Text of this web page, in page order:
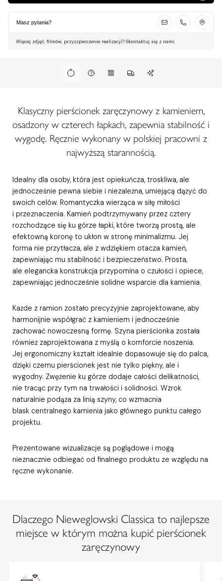
Masz pytania?
Więcej zdjęć, filmów, przyszpieszenie realizacji? Skontaktuj się z nami.
Klasyczny pierścionek zaręczynowy z kamieniem,
osadzony w czterech łapkach, zapewnia stabilność i
wygodę. Ręcznie wykonany w polskiej pracowni z
najwyższą starannością.
Idealny dla osoby, która jest opiekuńcza, troskliwa, ale
jednocześnie pewna siebie i niezależna, umiejącą dążyć do
swoich celów. Romantyczka wierząca w siłę miłości
i przeznaczenia. Kamień podtrzymywany przez cztery
rozchodzące się ku górze łapki, które tworzą prostą, ale
efektowną koronę to ukłon w stronę minimalizmu. Jej
forma nie przytłacza, ale z wdziękiem otacza kamień,
zapewniając mu stabilność i bezpieczeństwo. Prosta,
ale elegancka konstrukcja przypomina o czułości i opiece,
zapewniając jednocześnie solidne wsparcie dla kamienia.
Każde z ramion zostało precyzyjnie zaprojektowane, aby
harmonijnie współgrać z kamieniem i jednocześnie
zachować nowoczesną formę. Szyna pierścionka została
również zaprojektowana z myślą o komforcie noszenia.
Jej ergonomiczny kształt idealnie dopasowuje się do palca,
dzięki czemu pierścionek jest nie tylko piękny, ale i
wygodny. Zwężenie ku górze dodaje całości delikatności,
nie tracąc przy tym na trwałości i solidności. Wzrok
naturalnie podąża za linią szyny, co wzmacnia
blask centralnego kamienia jako głównego punktu całego
projektu.
Prezentowane wizualizacje są poglądowe i mogą
nieznacznie odbiegać od finalnego produktu ze względu na
ręczne wykonanie.
Dlaczego Nieweglowski Classica to najlepsze
miejsce w którym można kupić pierścionek
zaręczynowy